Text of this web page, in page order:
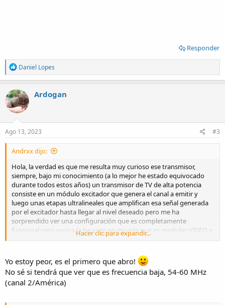
Responder
R
e
a
c
t
i
o
n
s
Daniel Lopes
Ardogan
Ago 13, 2023 #3
Andrxx dijo:
Hola, la verdad es que me resulta muy curioso ese transmisor,
siempre, bajo mi conocimiento (a lo mejor he estado equivocado
durante todos estos años) un transmisor de TV de alta potencia
consiste en un módulo excitador que genera el canal a emitir y
luego unas etapas ultralineales que amplifican esa señal generada
por el excitador hasta llegar al nivel deseado pero me ha
sorprendido ver una configuración que es completamente
funcional pero nunca la he visto en mi vida que es modular VIDEO y
AUDIO por separado y luego sumarlo.
Hacer clic para expandir...
Yo estoy peor, es el primero que abro!
No sé si tendrá que ver que es frecuencia baja, 54-60 MHz
(canal 2/América)